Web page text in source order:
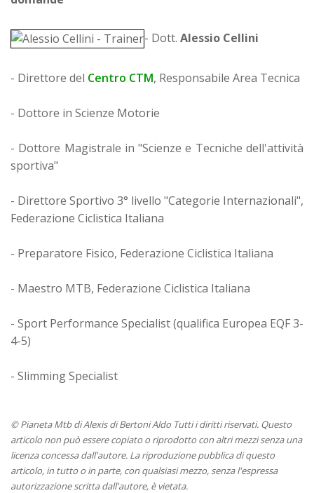
- Dott. Alessio Cellini
- Direttore del Centro CTM, Responsabile Area Tecnica
- Dottore in Scienze Motorie
- Dottore Magistrale in "Scienze e Tecniche dell'attività
sportiva"
- Direttore Sportivo 3° livello "Categorie Internazionali",
Federazione Ciclistica Italiana
- Preparatore Fisico, Federazione Ciclistica Italiana
- Maestro MTB, Federazione Ciclistica Italiana
- Sport Performance Specialist (qualifica Europea EQF 3-
4-5)
- Slimming Specialist
© Pianeta Mtb di Alexis di Bertoni Aldo Tutti i diritti riservati. Questo
articolo non può essere copiato o riprodotto con altri mezzi senza una
licenza concessa dall'autore. La riproduzione pubblica di questo
articolo, in tutto o in parte, con qualsiasi mezzo, senza l'espressa
autorizzazione scritta dall'autore, è vietata.